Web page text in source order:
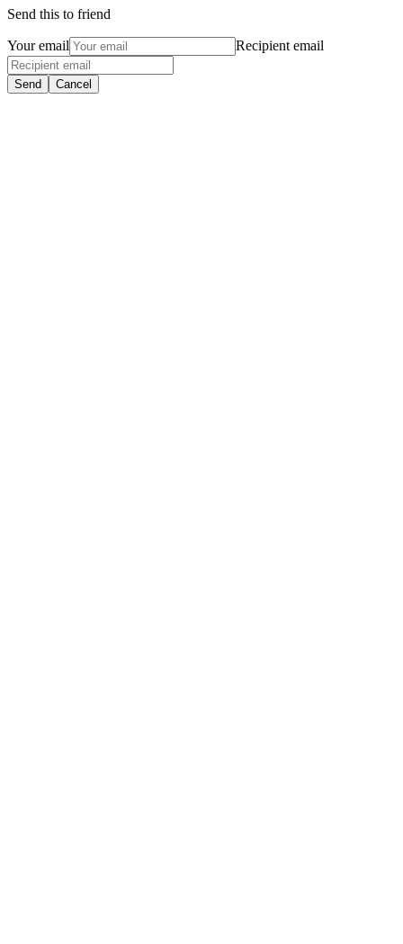
Send this to friend
Your email Recipient email
Send Cancel